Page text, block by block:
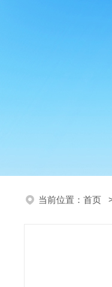
当前位置： 首页